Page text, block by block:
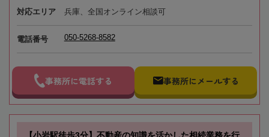
対応エリア 兵庫、全国オンライン相談可
電話番号 050-5268-8582
事務所に電話する 事務所にメールする